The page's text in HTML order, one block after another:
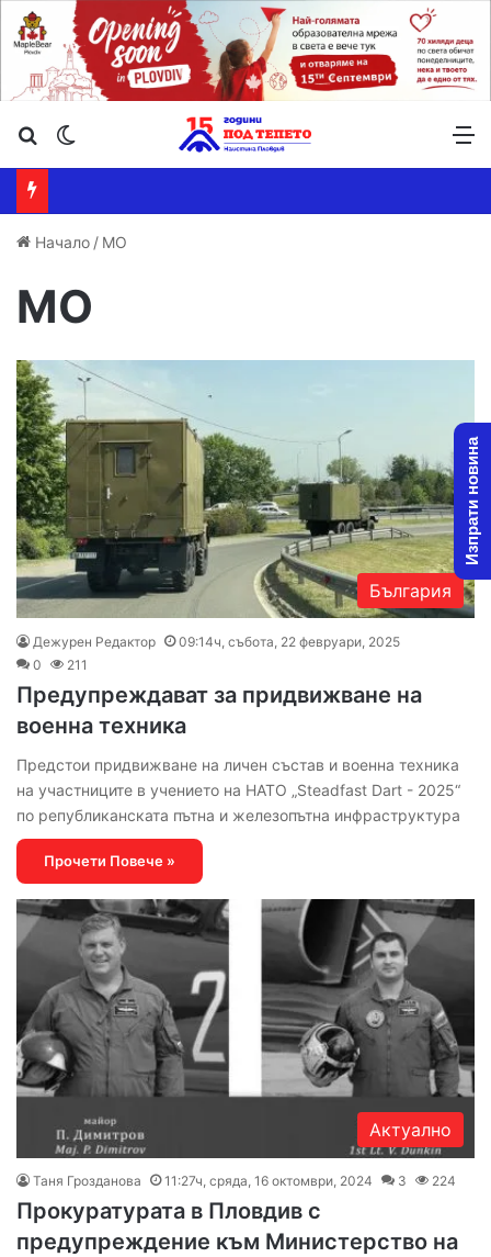
Търсене ...
Начало / МО
МО
България
Дежурен Редактор
09:14ч, събота, 22 февруари, 2025
0
211
Предупреждават за придвижване на
военна техника
Предстои придвижване на личен състав и военна техника
на участниците в учението на НАТО „Steadfast Dart - 2025“
по републиканската пътна и железопътна инфраструктура
Прочети Повече »
Актуално
Таня Грозданова 11:27ч, сряда, 16 октомври, 2024 3 224
Прокуратурата в Пловдив с
предупреждение към Министерство на
Изпрати новина